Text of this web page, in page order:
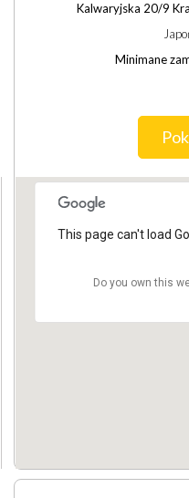
Kalwaryjska 20/9
Minimane
This page can't load
Do you own this